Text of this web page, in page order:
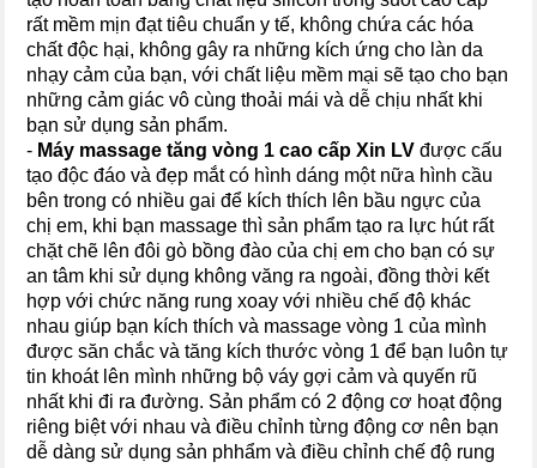
rất mềm mịn đạt tiêu chuẩn y tế, không chứa các hóa
chất độc hại, không gây ra những kích ứng cho làn da
nhạy cảm của bạn, với chất liệu mềm mại sẽ tạo cho bạn
những cảm giác vô cùng thoải mái và dễ chịu nhất khi
bạn sử dụng sản phẩm.
- Máy massage tăng vòng 1 cao cấp Xin LV được cấu
tạo độc đáo và đẹp mắt có hình dáng một nữa hình cầu
bên trong có nhiều gai để kích thích lên bầu ngực của
chị em, khi bạn massage thì sản phẩm tạo ra lực hút rất
chặt chẽ lên đôi gò bồng đào của chị em cho bạn có sự
an tâm khi sử dụng không văng ra ngoài, đồng thời kết
hợp với chức năng rung xoay với nhiều chế độ khác
nhau giúp bạn kích thích và massage vòng 1 của mình
được săn chắc và tăng kích thước vòng 1 để bạn luôn tự
tin khoát lên mình những bộ váy gợi cảm và quyến rũ
nhất khi đi ra đường. Sản phẩm có 2 động cơ hoạt động
riêng biệt với nhau và điều chỉnh từng động cơ nên bạn
dễ dàng sử dụng sản phhẩm và điều chỉnh chế độ rung